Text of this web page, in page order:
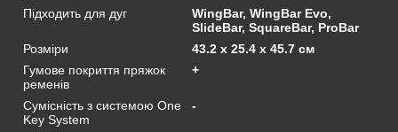
Підходить для дуг
WingBar, WingBar Evo,
SlideBar, SquareBar, ProBar
Розміри
43.2 x 25.4 x 45.7 см
Гумове покриття пряжок
ременів
+
Сумісність з системою One
Key System
-